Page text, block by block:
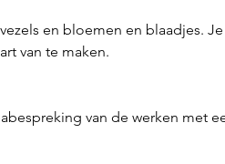
en bloemen en blaadjes. Je
van te maken.
van de werken met